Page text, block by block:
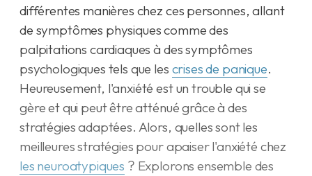
différentes manières chez ces personnes, allant
de symptômes physiques comme des
palpitations cardiaques à des symptômes
psychologiques tels que les crises de panique.
Heureusement, l'anxiété est un trouble qui se
gère et qui peut être atténué grâce à des
stratégies adaptées. Alors, quelles sont les
meilleures stratégies pour apaiser l'anxiété chez
les neuroatypiques ? Explorons ensemble des